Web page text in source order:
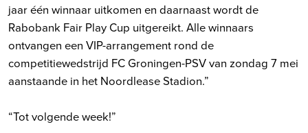
jaar één winnaar uitkomen en daarnaast wordt de
Rabobank Fair Play Cup uitgereikt. Alle winnaars
ontvangen een VIP-arrangement rond de
competitiewedstrijd FC Groningen-PSV van zondag 7 mei
aanstaande in het Noordlease Stadion.”
“Tot volgende week!”